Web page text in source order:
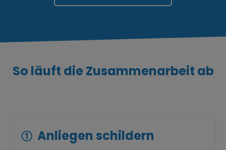
So läuft die Zusammenarbeit ab
Anliegen schildern